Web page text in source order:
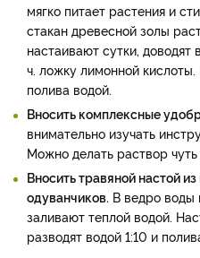
мягко питает растения и
стакан древесной золы
настаивают сутки, доводят
ч. ложку лимонной
полива водой.
Вносить комплексные
внимательно изучать
Можно делать раствор
Вносить травяной настой
одуванчиков. В ведро воды
заливают теплой водой.
разводят водой 1:10 и